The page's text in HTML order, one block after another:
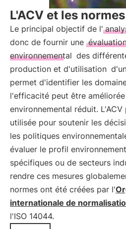
L'ACV et les
Le principal objectif de l'
donc de fournir une
environnemental des
production et d'utilisation
permet d'identifier les
l'efficacité peut être
environnemental réduit.
utilisée pour soutenir les
les politiques
évaluer le profil
spécifiques ou de secteurs
rendre ces mesures
normes ont été créées par l'
internationale de
l'ISO 14044.